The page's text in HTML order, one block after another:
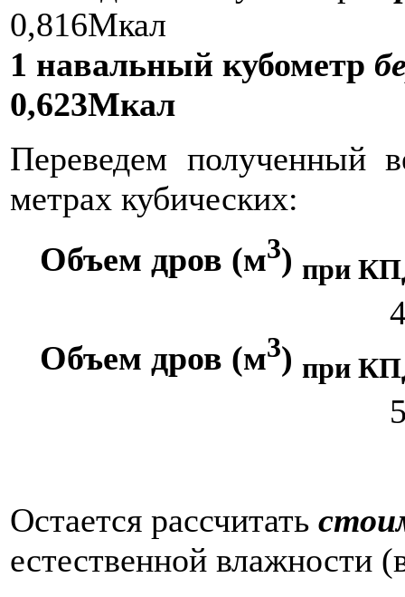
0,816Мкал
1 навальный кубометр
0,623Мкал
Переведем полученный
метрах кубических:
Объем дров (м3) при
Объем дров (м3) при
Остается рассчитать
естественной влажности